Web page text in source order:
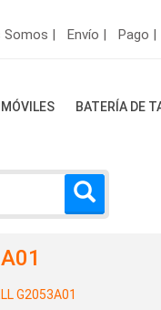
Somos | Envío | Pago |
BATERÍA DE
G2053A01